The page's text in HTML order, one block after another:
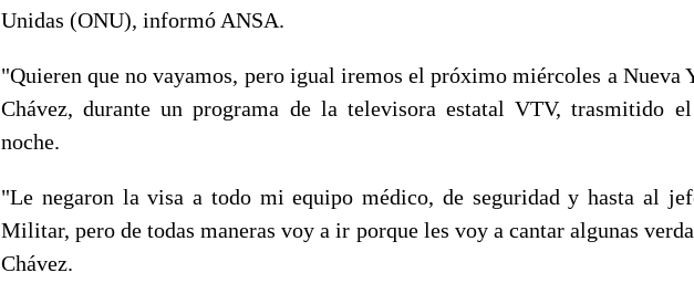
Unidas (ONU), informó ANSA.
"Quieren que no vayamos, pero igual iremos el próximo miércoles a Nueva
Chávez, durante un programa de la televisora estatal VTV, trasmitido
noche.
"Le negaron la visa a todo mi equipo médico, de seguridad y hasta al
Militar, pero de todas maneras voy a ir porque les voy a cantar algunas
Chávez.